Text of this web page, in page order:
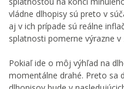
vládne dlhopisy sú preto v
aj v ich prípade sú reálne
splatnosti pomerne výrazne v
Pokiaľ ide o môj výhľad na
momentálne drahé. Preto sa